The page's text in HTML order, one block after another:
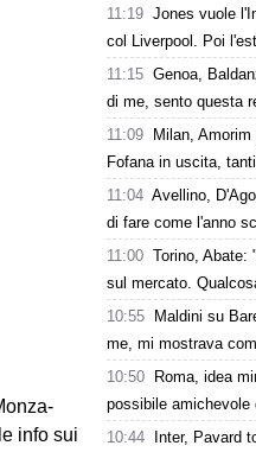
info sui
11:19 Jones vuole
col Liverpool. Poi
11:15 Genoa,
di me, sento questa
11:09
Milan,
Fofana in uscita,
11:04 Avellino,
di fare come l'anno
11:00 Torino, Abate:
sul mercato.
10:55
Maldini su
me, mi mostrava
10:50
Roma, idea
possibile
10:44
Inter, Pavard